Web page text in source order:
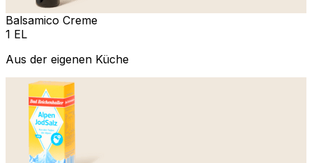
Balsamico Creme
1 EL
Aus der eigenen Küche